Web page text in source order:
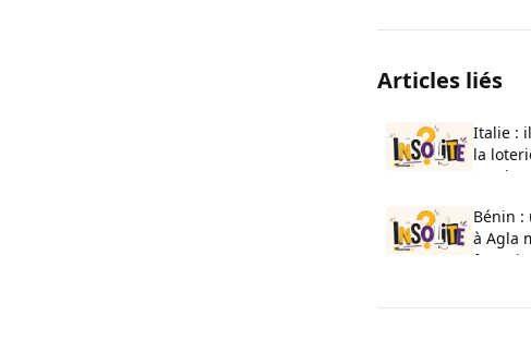
Articles liés
Italie :
la
Bénin :
à Agla